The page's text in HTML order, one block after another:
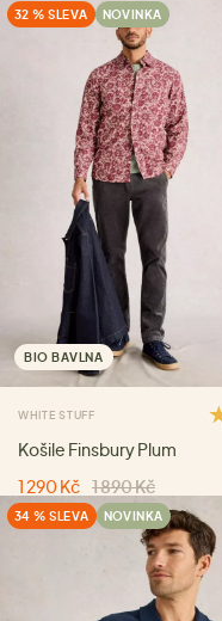
32 % SLEVA NOVINKA
BIO BAVLNA
WHITE STUFF
Košile Finsbury Plum
1 290 Kč 1 890 Kč
34 % SLEVA NOVINKA